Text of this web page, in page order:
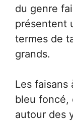
du genre
présentent
termes de
grands.
Les
bleu foncé,
autour des